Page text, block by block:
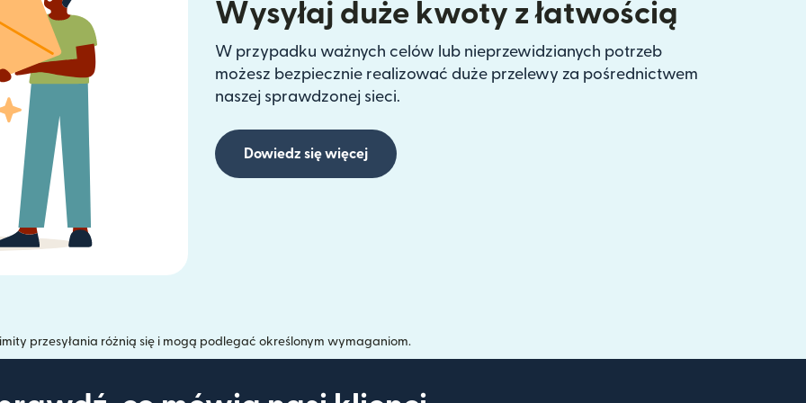
Wysyłaj duże kwoty z łatwością
W przypadku ważnych celów lub nieprzewidzianych potrzeb
możesz bezpiecznie realizować duże przelewy za pośrednictwem
naszej sprawdzonej sieci.
Dowiedz się więcej
przesyłania różnią się i mogą podlegać określonym wymaganiom.